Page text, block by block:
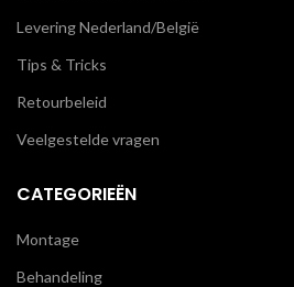
Levering Nederland/België
Tips & Tricks
Retourbeleid
Veelgestelde vragen
CATEGORIEËN
Montage
Behandeling